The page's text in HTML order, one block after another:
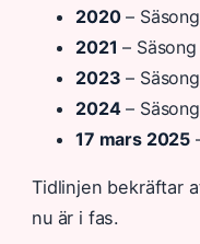
2020–
2021 –
2023 –
2024–
17 mars 2025
Tidlinjen bekräftar
nu är i fas.